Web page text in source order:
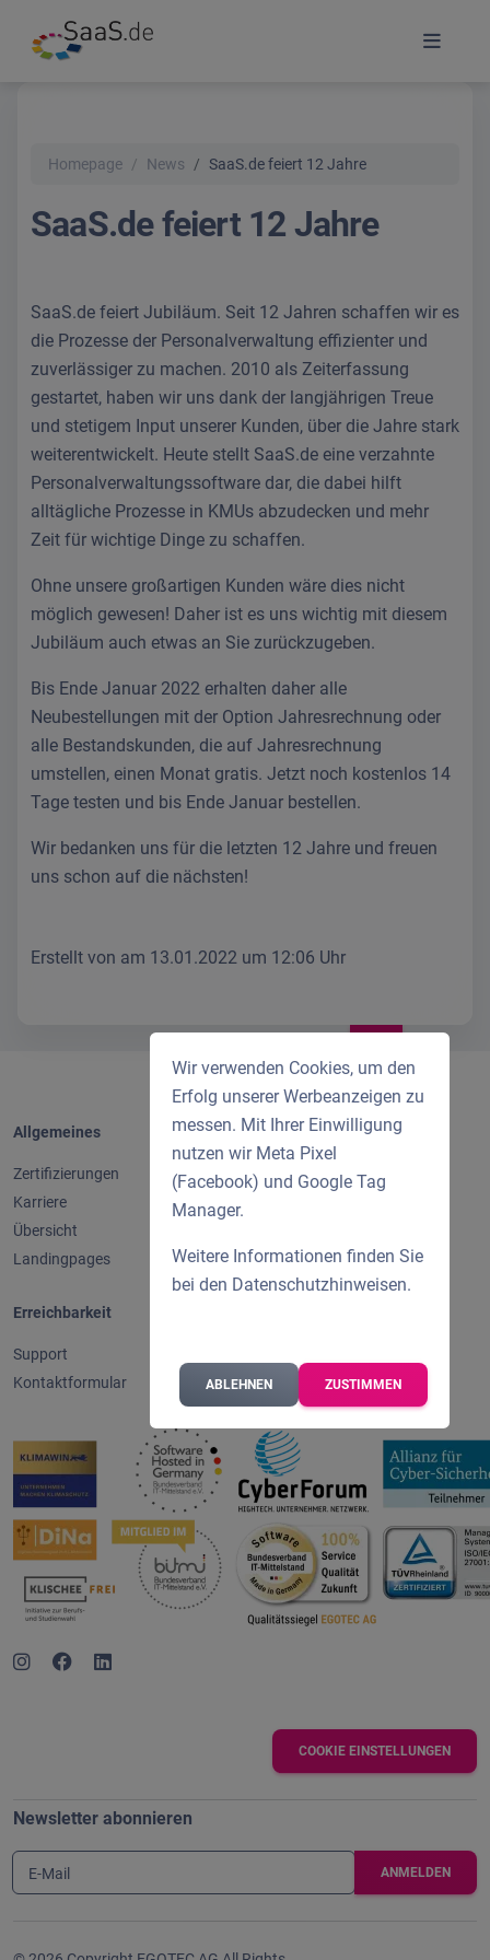
Homepage News SaaS.de feiert 12 Jahre
SaaS.de feiert 12 Jahre
SaaS.de feiert Jubiläum. Seit 12 Jahren schaffen wir es
die Prozesse der Personalverwaltung effizienter und
zuverlässiger zu machen. 2010 als Zeiterfassung
gestartet, haben wir uns dank der langjährigen Treue
und stetigem Input unserer Kunden, über die Jahre stark
weiterentwickelt. Heute stellt SaaS.de eine verzahnte
Personalverwaltungssoftware dar, die dabei hilft
alltägliche Prozesse in KMUs abzudecken und mehr
Zeit für wichtige Dinge zu schaffen.
Ohne unsere großartigen Kunden wäre dies nicht
möglich gewesen! Daher ist es uns wichtig mit diesem
Jubiläum auch etwas an Sie zurückzugeben.
Bis Ende Januar 2022 erhalten daher alle
Neubestellungen mit der Option Jahresrechnung oder
alle Bestandskunden, die auf Jahresrechnung
umstellen, einen Monat gratis. Jetzt noch kostenlos 14
Tage testen und bis Ende Januar bestellen.
Wir bedanken uns für die letzten 12 Jahre und freuen
uns schon auf die nächsten!
Erstellt von am 13.01.2022 um 12:06 Uhr
Allgemeines
Zertifizierungen
Karriere
Übersicht
Landingpages
Rechtliches
Impressum
Erreichbarkeit
Support
Kontaktformular
COOKIE EINSTELLUNGEN
Newsletter abonnieren
E-Mail
Wir verwenden Cookies, um den
Erfolg unserer Werbeanzeigen zu
messen. Mit Ihrer Einwilligung
nutzen wir Meta Pixel
(Facebook) und Google Tag
Manager.
Weitere Informationen finden Sie
bei den Datenschutzhinweisen.
ABLEHNEN ZUSTIMMEN